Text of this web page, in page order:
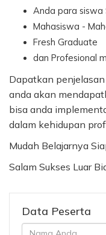
Anda para siswa
Mahasiswa -
Fresh Graduate
dan Profesional
Dapatkan
anda akan
bisa anda
dalam kehidupan
Mudah Belajarnya
Salam Sukses Luar
Data Peserta